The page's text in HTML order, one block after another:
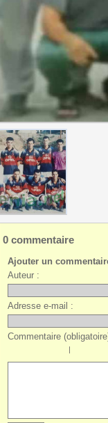
0 commentaire
Ajouter un
Auteur :
Adresse e-mail :
Commentaire
|